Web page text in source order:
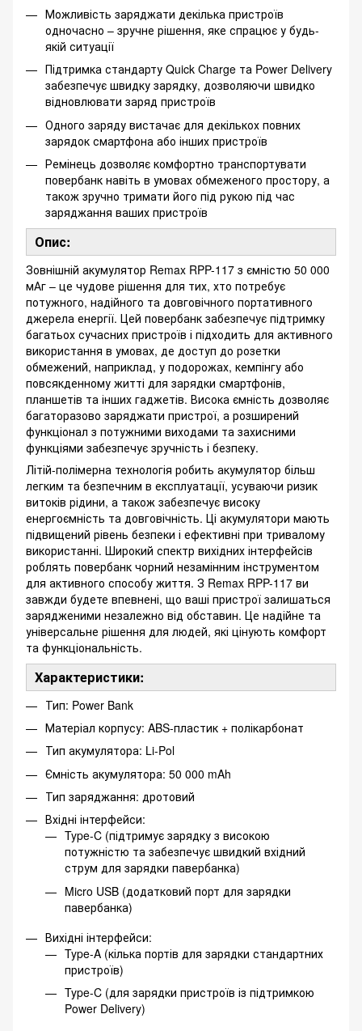
Можливість заряджати декілька пристроїв
одночасно – зручне рішення, яке спрацює у будь-
якій ситуації
Підтримка стандарту Quick Charge та Power Delivery
забезпечує швидку зарядку, дозволяючи швидко
відновлювати заряд пристроїв
Одного заряду вистачає для декількох повних
зарядок смартфона або інших пристроїв
Ремінець дозволяє комфортно транспортувати
повербанк навіть в умовах обмеженого простору, а
також зручно тримати його під рукою під час
заряджання ваших пристроїв
Опис:
Зовнішній акумулятор Remax RPP-117 з ємністю 50 000
мАг – це чудове рішення для тих, хто потребує
потужного, надійного та довговічного портативного
джерела енергії. Цей повербанк забезпечує підтримку
багатьох сучасних пристроїв і підходить для активного
використання в умовах, де доступ до розетки
обмежений, наприклад, у подорожах, кемпінгу або
повсякденному житті для зарядки смартфонів,
планшетів та інших гаджетів. Висока ємність дозволяє
багаторазово заряджати пристрої, а розширений
функціонал з потужними виходами та захисними
функціями забезпечує зручність і безпеку.
Літій-полімерна технологія робить акумулятор більш
легким та безпечним в експлуатації, усуваючи ризик
витоків рідини, а також забезпечує високу
енергоємність та довговічність. Ці акумулятори мають
підвищений рівень безпеки і ефективні при тривалому
використанні. Широкий спектр вихідних інтерфейсів
роблять повербанк чорний незамінним інструментом
для активного способу життя. З Remax RPP-117 ви
завжди будете впевнені, що ваші пристрої залишаться
зарядженими незалежно від обставин. Це надійне та
універсальне рішення для людей, які цінують комфорт
та функціональність.
Характеристики:
Тип: Power Bank
Матеріал корпусу: ABS-пластик + полікарбонат
Тип акумулятора: Li-Pol
Ємність акумулятора: 50 000 mAh
Тип заряджання: дротовий
Вхідні інтерфейси:
Type-C (підтримує зарядку з високою
потужністю та забезпечує швидкий вхідний
струм для зарядки павербанка)
Micro USB (додатковий порт для зарядки
павербанка)
Вихідні інтерфейси:
Type-A (кілька портів для зарядки стандартних
пристроїв)
Type-C (для зарядки пристроїв із підтримкою
Power Delivery)